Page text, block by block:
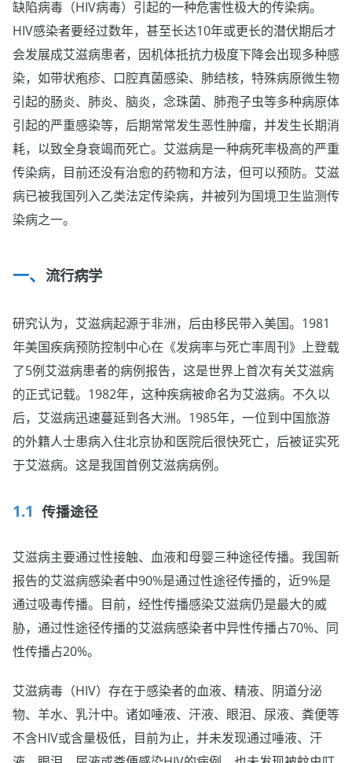
缺陷病毒（HIV病毒）引起的一种危害性极大的传染病。
HIV感染者要经过数年，甚至长达10年或更长的潜伏期后才
会发展成艾滋病患者，因机体抵抗力极度下降会出现多种感
染，如带状疱疹、口腔真菌感染、肺结核，特殊病原微生物
引起的肠炎、肺炎、脑炎，念珠菌、肺孢子虫等多种病原体
引起的严重感染等，后期常常发生恶性肿瘤，并发生长期消
耗，以致全身衰竭而死亡。艾滋病是一种病死率极高的严重
传染病，目前还没有治愈的药物和方法，但可以预防。艾滋
病已被我国列入乙类法定传染病，并被列为国境卫生监测传
染病之一。
流行病学
研究认为，艾滋病起源于非洲，后由移民带入美国。1981
年美国疾病预防控制中心在《发病率与死亡率周刊》上登载
了5例艾滋病患者的病例报告，这是世界上首次有关艾滋病
的正式记载。1982年，这种疾病被命名为艾滋病。不久以
后，艾滋病迅速蔓延到各大洲。1985年，一位到中国旅游
的外籍人士患病入住北京协和医院后很快死亡，后被证实死
于艾滋病。这是我国首例艾滋病病例。
传播途径
艾滋病主要通过性接触、血液和母婴三种途径传播。我国新
报告的艾滋病感染者中90%是通过性途径传播的，近9%是
通过吸毒传播。目前，经性传播感染艾滋病仍是最大的威
胁，通过性途径传播的艾滋病感染者中异性传播占70%、同
性传播占20%。
艾滋病毒（HIV）存在于感染者的血液、精液、阴道分泌
物、羊水、乳汁中。诸如唾液、汗液、眼泪、尿液、粪便等
不含HIV或含量极低，目前为止，并未发现通过唾液、汗